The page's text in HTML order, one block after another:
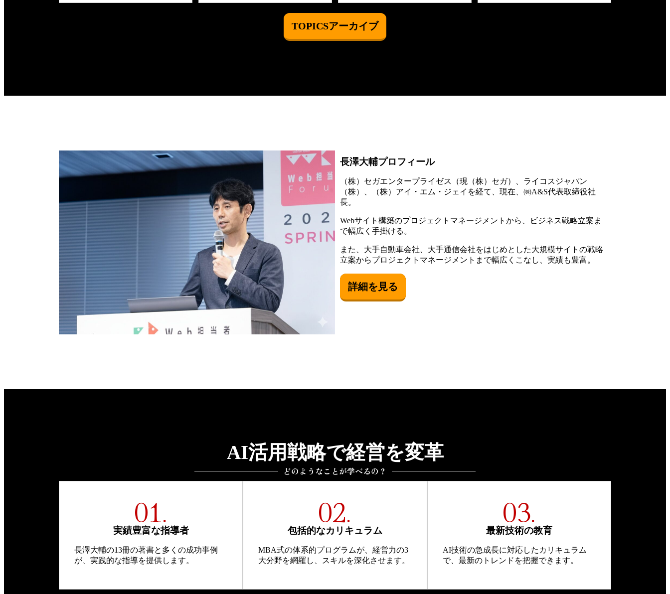
TOPICSアーカイブ
長澤大輔プロフィール
（株）セガエンタープライゼス（現（株）セガ）、ライコスジャパン
（株）、（株）アイ・エム・ジェイを経て、現在、㈱A&S代表取締役社
長。
Webサイト構築のプロジェクトマネージメントから、ビジネス戦略立案ま
で幅広く手掛ける。
また、大手自動車会社、大手通信会社をはじめとした大規模サイトの戦略
立案からプロジェクトマネージメントまで幅広くこなし、実績も豊富。
詳細を見る
AI活用戦略で経営を変革
どのようなことが学べるの？
01.
実績豊富な指導者
長澤大輔の13冊の著書と多くの成功事例
が、実践的な指導を提供します。
02.
包括的なカリキュラム
MBA式の体系的プログラムが、経営力の3
大分野を網羅し、スキルを深化させます。
03.
最新技術の教育
AI技術の急成長に対応したカリキュラム
で、最新のトレンドを把握できます。